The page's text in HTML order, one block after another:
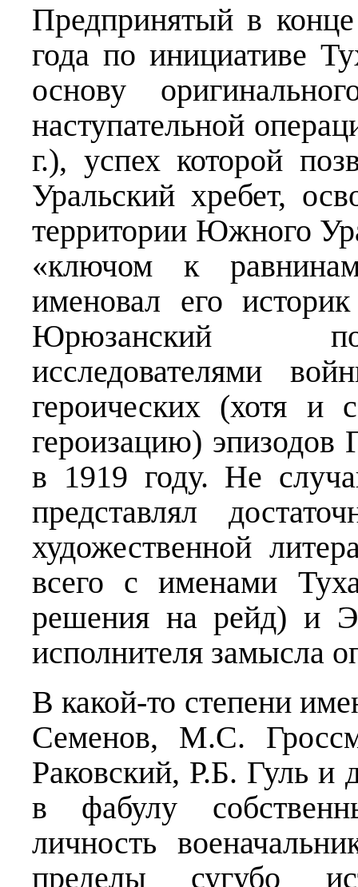
Предпринятый в
года по инициативе
основу
наступательной
г.), успех которой
Уральский хребет,
территории Южного
«ключом к
именовал его
Юрюзанский
исследователями
героических (хотя и
героизацию) эпизодов
в 1919 году. Не
представлял
художественной
всего с именами
решения на рейд) и
исполнителя замысла
В какой-то степени
Семенов, М.С.
Раковский, Р.Б. Гуль
в фабулу
личность
пределы сугубо